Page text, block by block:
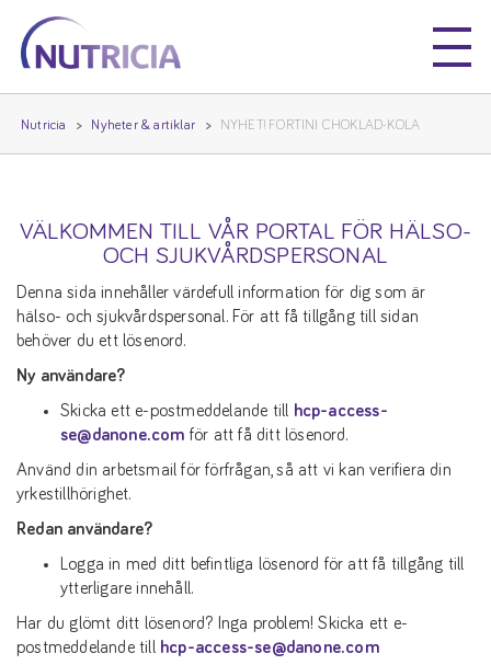
Nutricia
Nutricia
Nutricia Nyheter & artiklar NYHET! FORTINI CHOKLAD-KOLA
VÄLKOMMEN TILL VÅR PORTAL FÖR HÄLSO-
OCH SJUKVÅRDSPERSONAL
Denna sida innehåller värdefull information för dig som är
hälso- och sjukvårdspersonal. För att få tillgång till sidan
behöver du ett lösenord.
Ny användare?
Skicka ett e-postmeddelande till
hcp-access-
se@danone.com för att få ditt lösenord.
Använd din arbetsmail för förfrågan, så att vi kan verifiera din
yrkestillhörighet.
Redan användare?
Logga in med ditt befintliga lösenord för att få tillgång till
ytterligare innehåll.
Har du glömt ditt lösenord? Inga problem! Skicka ett e-
postmeddelande till
hcp-access-se@danone.com